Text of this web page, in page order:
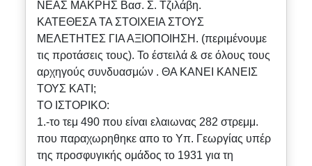
ΝΕΑΣ ΜΑΚΡΗΣ Βασ. Σ. Τζιλάβη.
ΚΑΤΕΘΕΣΑ ΤΑ ΣΤΟΙΧΕΙΑ ΣΤΟΥΣ
ΜΕΛΕΤΗΤΕΣ ΓΙΑ ΑΞΙΟΠΟΙΗΣΗ. (περιμένουμε
τις προτάσεις τους). Το έστειλά & σε όλους τους
αρχηγούς συνδυασμών . ΘΑ ΚΑΝΕΙ ΚΑΝΕΙΣ
ΤΟΥΣ ΚΑΤΙ;
ΤΟ ΙΣΤΟΡΙΚΟ:
1.-το τεμ 490 που είναι ελαιωνας 282 στρεμμ.
που παραχωρηθηκε απο το Υπ. Γεωργίας υπέρ
της προσφυγικής ομάδος το 1931 για τη